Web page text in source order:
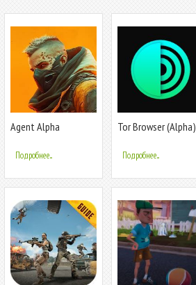
Agent Alpha
Подробнее...
Tor Browser (Alpha)
Подробнее...